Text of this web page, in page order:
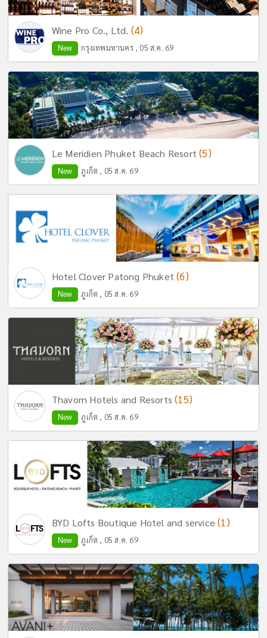
Wine Pro Co., Ltd. (4)
New กรุงเทพมหานคร , 05 ส.ค. 69
Le Meridien Phuket Beach Resort(5)
New ภูเก็ต , 05 ส.ค. 69
Hotel Clover Patong Phuket(6)
New ภูเก็ต , 05 ส.ค. 69
Thavorn Hotels and Resorts(15)
New ภูเก็ต , 05 ส.ค. 69
BYD Lofts Boutique Hotel and service(1)
New ภูเก็ต , 05 ส.ค. 69